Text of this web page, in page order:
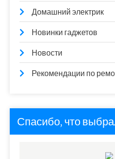
Домашний электрик
Новинки гаджетов
Новости
Рекомендации по
Спасибо, что